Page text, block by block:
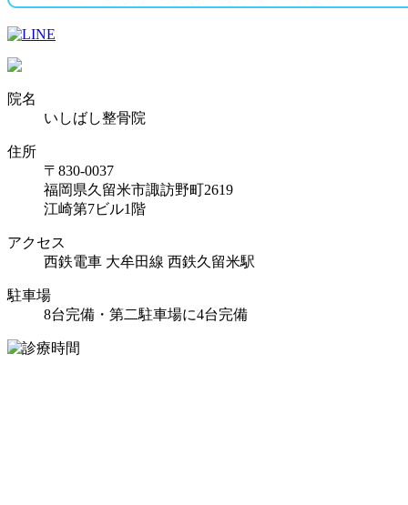
院名
いしばし整骨院
住所
〒830-0037
福岡県久留米市諏訪野町2619
江崎第7ビル1階
アクセス
西鉄電車 大牟田線 西鉄久留米駅
駐車場
8台完備・第二駐車場に4台完備